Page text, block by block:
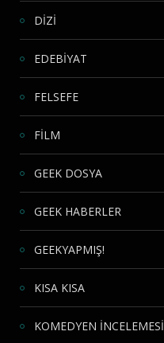
DİZİ
EDEBİYAT
FELSEFE
FİLM
GEEK DOSYA
GEEK HABERLER
GEEKYAPMIŞ!
KISA KISA
KOMEDYEN İNCELEMESİ